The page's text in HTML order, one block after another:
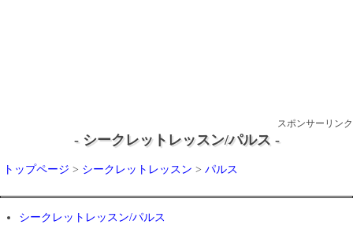
スポンサーリンク
- シークレットレッスン/パルス -
トップページ > シークレットレッスン > パルス
シークレットレッスン/パルス